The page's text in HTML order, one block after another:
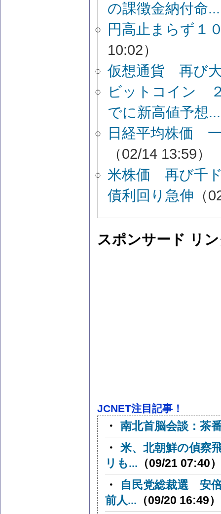
の課徴金納付命...
円高止まらず１
10:02）
仮想通貨 再び
ビットコイン
でに新高値予想...
日経平均株価
（02/14 13:59）
米株価 再び千
債利回り急伸 （
スポンサード リ
JCNET注目記事！
・ 南北首脳会談：茶
・ 米、北朝鮮の偵察
リも... （09/21 07:40）
・
自民党総裁選 安
前人... （09/20 16:49）